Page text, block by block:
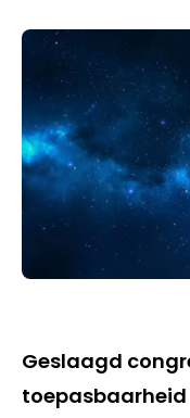
Geslaagd